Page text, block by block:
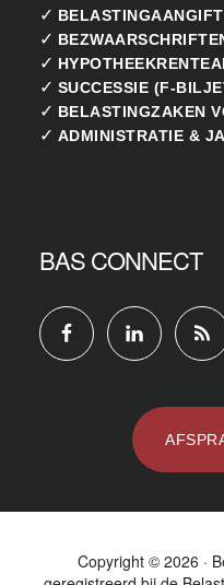
✓
✓
✓
✓ SUCCESSIE (F-
✓ BELASTINGZAKEN
✓ ADMINISTRATIE &
BAS CONNECT
Copyright © 2026 ·